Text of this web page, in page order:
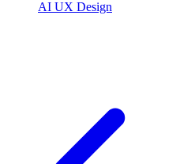
AI UX Design